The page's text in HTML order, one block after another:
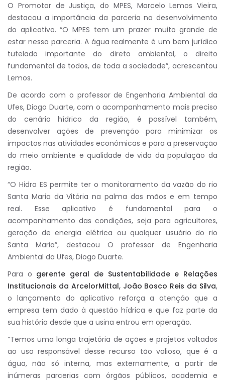
O Promotor de Justiça, do MPES, Marcelo Lemos Vieira,
destacou a importância da parceria no desenvolvimento
do aplicativo. “O MPES tem um prazer muito grande de
estar nessa parceria. A água realmente é um bem jurídico
tutelado importante do direto ambiental, o direito
fundamental de todos, de toda a sociedade”, acrescentou
Lemos.
De acordo com o professor de Engenharia Ambiental da
Ufes, Diogo Duarte, com o acompanhamento mais preciso
do cenário hídrico da região, é possível também,
desenvolver ações de prevenção para minimizar os
impactos nas atividades econômicas e para a preservação
do meio ambiente e qualidade de vida da população da
região.
“O Hidro ES permite ter o monitoramento da vazão do rio
Santa Maria da Vitória na palma das mãos e em tempo
real. Esse aplicativo é fundamental para o
acompanhamento das condições, seja para agricultores,
geração de energia elétrica ou qualquer usuário do rio
Santa Maria”, destacou O professor de Engenharia
Ambiental da Ufes, Diogo Duarte.
Para o gerente geral de Sustentabilidade e Relações
Institucionais da ArcelorMittal, João Bosco Reis da Silva,
o lançamento do aplicativo reforça a atenção que a
empresa tem dado à questão hídrica e que faz parte da
sua história desde que a usina entrou em operação.
“Temos uma longa trajetória de ações e projetos voltados
ao uso responsável desse recurso tão valioso, que é a
água, não só interna, mas externamente, a partir de
inúmeras parcerias com órgãos públicos, academia e